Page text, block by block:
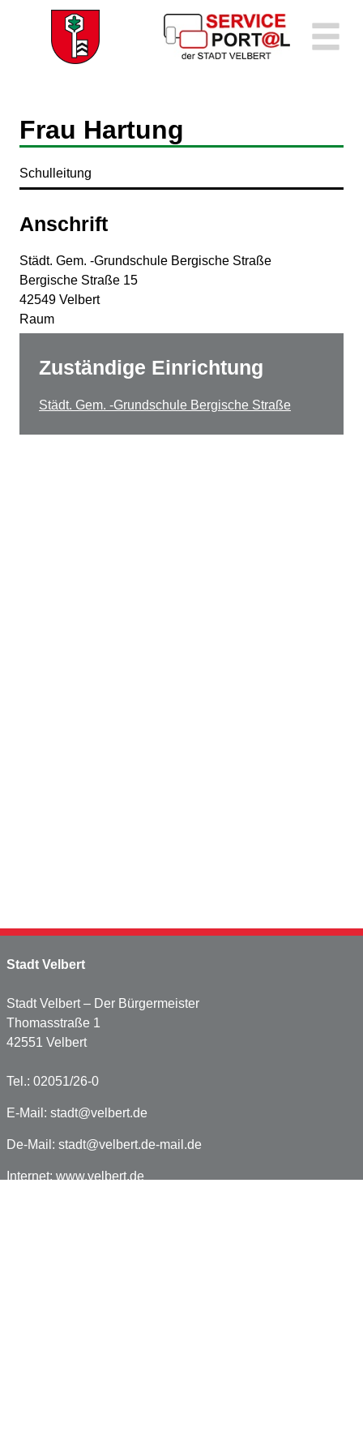
Zum Hauptinhalt springen
Zum Header
Zum Hauptinhalt
Zum Footer
Frau Hartung
Schulleitung
Anschrift
Städt. Gem. -Grundschule Bergische Straße
Bergische Straße 15
42549 Velbert
Raum
Zuständige Einrichtung
Städt. Gem. -Grundschule Bergische Straße
Stadt Velbert
Stadt Velbert – Der Bürgermeister
Thomasstraße 1
42551 Velbert
Tel.: 02051/26-0
E-Mail: stadt@velbert.de
De-Mail: stadt@velbert.de-mail.de
Internet: www.velbert.de